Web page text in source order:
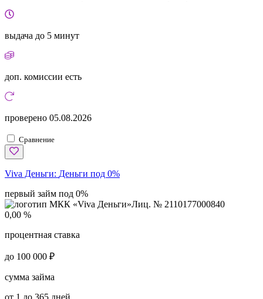
выдача до 5 минут
доп. комиссии есть
проверено 05.08.2026
Сравнение
Viva Деньги: Деньги под 0%
первый займ под 0%
Лиц. № 2110177000840
0,00 %
процентная ставка
до 100 000 ₽
сумма займа
от 1 до 365 дней